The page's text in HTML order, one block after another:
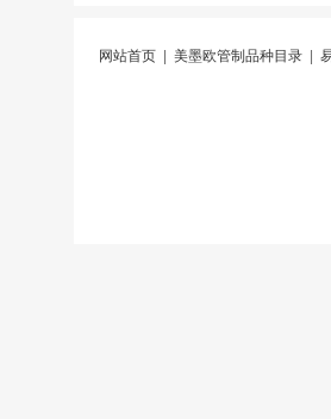
网站首页| 美墨欧管制品种目录|